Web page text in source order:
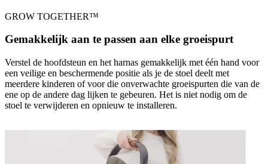
GROW TOGETHER™
Gemakkelijk aan te passen aan elke groeispurt
Verstel de hoofdsteun en het harnas gemakkelijk met één hand voor
een veilige en beschermende positie als je de stoel deelt met
meerdere kinderen of voor die onverwachte groeispurten die van de
ene op de andere dag lijken te gebeuren. Het is niet nodig om de
stoel te verwijderen en opnieuw te installeren.